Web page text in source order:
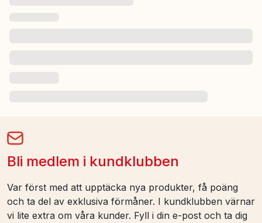
Bli medlem i kundklubben
Var först med att upptäcka nya produkter, få poäng
och ta del av exklusiva förmåner. I kundklubben värnar
vi lite extra om våra kunder. Fyll i din e-post och ta dig